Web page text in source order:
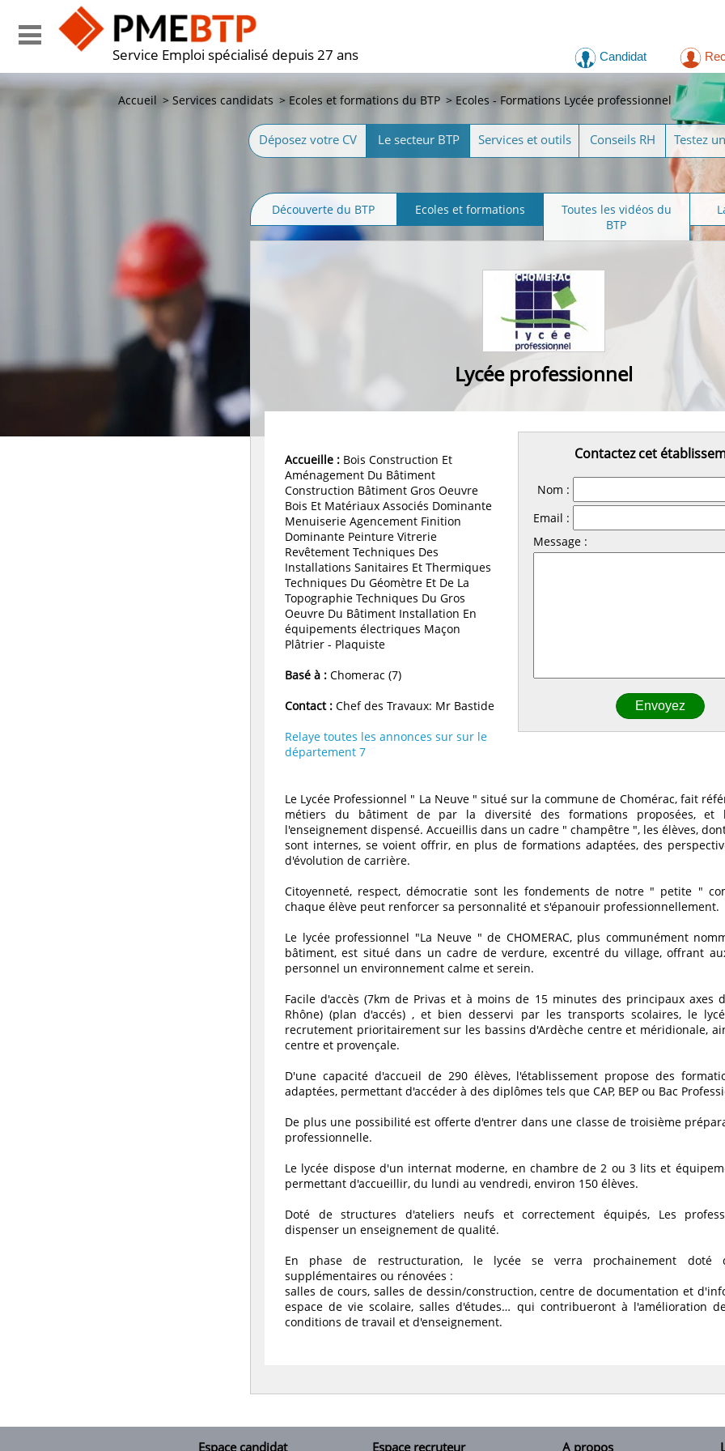
Service Emploi spécialisé depuis 27 ans Candidat
Accueil > Services candidats > Ecoles et formations du BTP > Ecoles - Formations Lycée professionnel
Déposez votre CV Le secteur BTP Services et outils Conseils RH Testez
Découverte du BTP Ecoles et formations
Toutes les vidéos du
BTP
Lycée professionnel
Accueille : Bois Construction Et
Aménagement Du Bâtiment
Construction Bâtiment Gros Oeuvre
Bois Et Matériaux Associés Dominante
Menuiserie Agencement Finition
Dominante Peinture Vitrerie
Revêtement Techniques Des
Installations Sanitaires Et Thermiques
Techniques Du Géomètre Et De La
Topographie Techniques Du Gros
Oeuvre Du Bâtiment Installation En
équipements électriques Maçon
Plâtrier - Plaquiste
Basé à : Chomerac (7)
Contact : Chef des Travaux: Mr Bastide
Relaye toutes les annonces sur sur le
département 7
Contactez cet
Nom :
Email :
Message :
Le Lycée Professionnel " La Neuve " situé sur la commune de Chomérac, fait
métiers du bâtiment de par la diversité des formations proposées,
l'enseignement dispensé. Accueillis dans un cadre " champêtre ", les élèves,
sont internes, se voient offrir, en plus de formations adaptées, des
d'évolution de carrière.
Citoyenneté, respect, démocratie sont les fondements de notre " petite "
chaque élève peut renforcer sa personnalité et s'épanouir professionnellement.
Le lycée professionnel "La Neuve " de CHOMERAC, plus communément
bâtiment, est situé dans un cadre de verdure, excentré du village, offrant
personnel un environnement calme et serein.
Facile d'accès (7km de Privas et à moins de 15 minutes des principaux axes
Rhône) (plan d'accés) , et bien desservi par les transports scolaires, le
recrutement prioritairement sur les bassins d'Ardèche centre et méridionale,
centre et provençale.
D'une capacité d'accueil de 290 élèves, l'établissement propose des
adaptées, permettant d'accéder à des diplômes tels que CAP, BEP ou Bac
De plus une possibilité est offerte d'entrer dans une classe de troisième
professionnelle.
Le lycée dispose d'un internat moderne, en chambre de 2 ou 3 lits et
permettant d'accueillir, du lundi au vendredi, environ 150 élèves.
Doté de structures d'ateliers neufs et correctement équipés, Les
dispenser un enseignement de qualité.
En phase de restructuration, le lycée se verra prochainement doté
supplémentaires ou rénovées :
salles de cours, salles de dessin/construction, centre de documentation et
espace de vie scolaire, salles d'études… qui contribueront à l'amélioration
conditions de travail et d'enseignement.
Espace candidat Espace recruteur A propos